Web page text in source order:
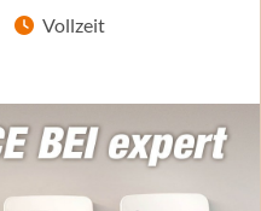
Vollzeit